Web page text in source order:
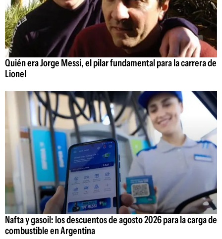
Quién era Jorge Messi, el pilar fundamental para la carrera de
Lionel
Nafta y gasoil: los descuentos de agosto 2026 para la carga de
combustible en Argentina